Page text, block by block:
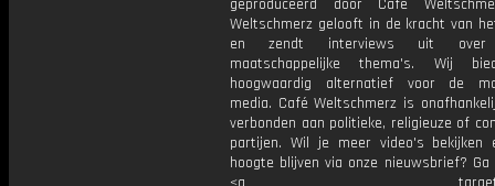
geproduceerd door Café
Weltschmerz gelooft in de kracht van
en zendt interviews uit over
maatschappelijke thema's. Wij
hoogwaardig alternatief voor de
media. Café Weltschmerz is
verbonden aan politieke, religieuze of
partijen. Wil je meer video's bekijken
hoogte blijven via onze nieuwsbrief? Ga